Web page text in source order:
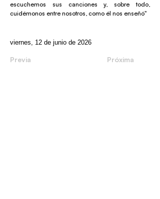
escuchemos sus canciones y, sobre todo,
cuidémonos entre nosotros, como él nos enseñó"
viernes, 12 de junio de 2026
Previa Próxima